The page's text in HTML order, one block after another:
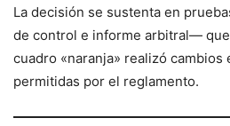
La decisión se sustenta en
de control e informe arbitral—
cuadro «naranja» realizó cambios
permitidas por el reglamento.